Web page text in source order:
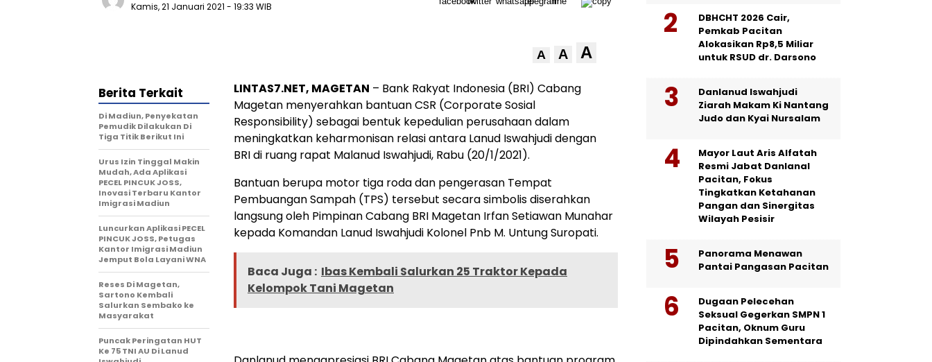
Kamis, 21 Januari 2021 - 19:33 WIB
A A A
LINTAS7.NET, MAGETAN – Bank Rakyat Indonesia (BRI) Cabang
Magetan menyerahkan bantuan CSR (Corporate Sosial
Responsibility) sebagai bentuk kepedulian perusahaan dalam
meningkatkan keharmonisan relasi antara Lanud Iswahjudi dengan
BRI di ruang rapat Malanud Iswahjudi, Rabu (20/1/2021).
Bantuan berupa motor tiga roda dan pengerasan Tempat
Pembuangan Sampah (TPS) tersebut secara simbolis diserahkan
langsung oleh Pimpinan Cabang BRI Magetan Irfan Setiawan Munahar
kepada Komandan Lanud Iswahjudi Kolonel Pnb M. Untung Suropati.
Baca Juga : Ibas Kembali Salurkan 25 Traktor Kepada
Kelompok Tani Magetan
Berita Terkait
Di Madiun, Penyekatan
Pemudik Dilakukan Di
Tiga Titik Berikut Ini
Urus Izin Tinggal Makin
Mudah, Ada Aplikasi
PECEL PINCUK JOSS,
Inovasi Terbaru Kantor
Imigrasi Madiun
Luncurkan Aplikasi PECEL
PINCUK JOSS, Petugas
Kantor Imigrasi Madiun
Jemput Bola Layani WNA
Reses Di Magetan,
Sartono Kembali
Salurkan Sembako ke
Masyarakat
Puncak Peringatan HUT
Ke 75 TNI AU Di Lanud
DBHCHT 2026 Cair,
Pemkab Pacitan
Alokasikan Rp8,5 Miliar
untuk RSUD dr. Darsono
Danlanud Iswahjudi
Ziarah Makam Ki Nantang
Judo dan Kyai Nursalam
Mayor Laut Aris Alfatah
Resmi Jabat Danlanal
Pacitan, Fokus
Tingkatkan Ketahanan
Pangan dan Sinergitas
Wilayah Pesisir
Panorama Menawan
Pantai Pangasan Pacitan
Dugaan Pelecehan
Seksual Gegerkan SMPN 1
Pacitan, Oknum Guru
Dipindahkan Sementara